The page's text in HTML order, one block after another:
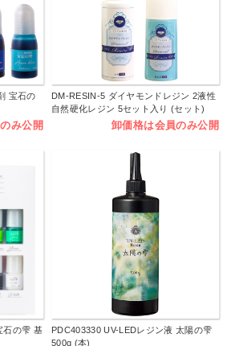
宝石の
み公開
DM-RESIN-5 ダイヤモンドレジン 2液性
自然硬化レジン 5セット入り (セット)
卸価格は会員のみ公開
石の雫 基
PDC403330 UV-LEDレジン液 太陽の雫
500g (本)